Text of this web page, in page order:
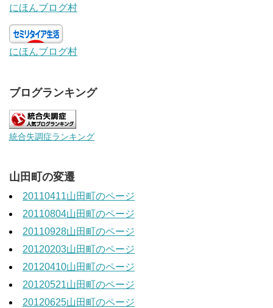
にほんブログ村
にほんブログ村
ブログランキング
統合失調症ランキング
山田町の変遷
20110411山田町のページ
20110804山田町のページ
20110928山田町のページ
20120203山田町のページ
20120410山田町のページ
20120521山田町のページ
20120625山田町のページ